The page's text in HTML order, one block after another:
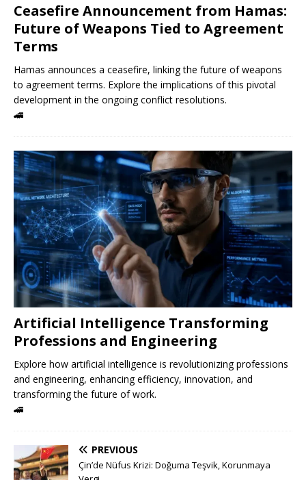
Ceasefire Announcement from Hamas:
Future of Weapons Tied to Agreement
Terms
Hamas announces a ceasefire, linking the future of weapons
to agreement terms. Explore the implications of this pivotal
development in the ongoing conflict resolutions.
🚄
Artificial Intelligence Transforming
Professions and Engineering
Explore how artificial intelligence is revolutionizing professions
and engineering, enhancing efficiency, innovation, and
transforming the future of work.
🚄
PREVIOUS
Çin’de Nüfus Krizi: Doğuma Teşvik, Korunmaya